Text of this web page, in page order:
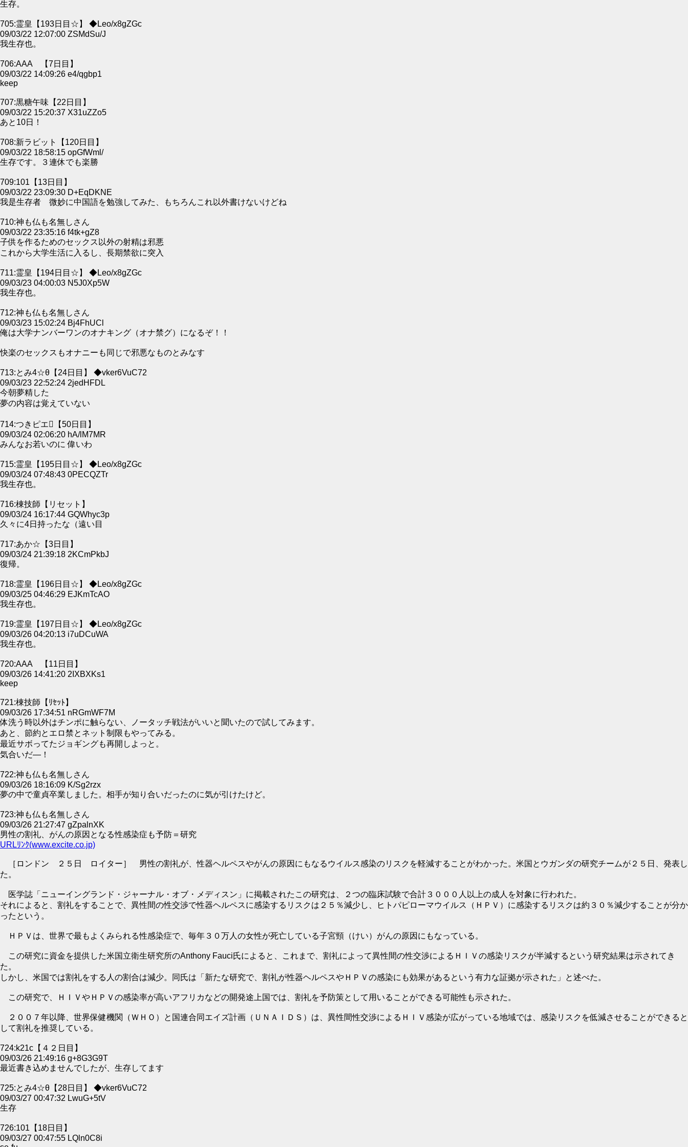
生存。
705:霊皇【193日目☆】 ◆Leo/x8gZGc
09/03/22 12:07:00 ZSMdSu/J
我生存也。
706:AAA 【7日目】
09/03/22 14:09:26 e4/qgbp1
keep
707:黒糖午味【22日目】
09/03/22 15:20:37 X31uZZo5
あと10日！
708:新ラビット【120日目】
09/03/22 18:58:15 opGfWml/
生存です。３連休でも楽勝
709:101【13日目】
09/03/22 23:09:30 D+EqDKNE
我是生存者 微妙に中国語を勉強してみた、もちろんこれ以外書けないけどね
710:神も仏も名無しさん
09/03/22 23:35:16 f4tk+gZ8
子供を作るためのセックス以外の射精は邪悪
これから大学生活に入るし、長期禁欲に突入
711:霊皇【194日目☆】 ◆Leo/x8gZGc
09/03/23 04:00:03 N5J0Xp5W
我生存也。
712:神も仏も名無しさん
09/03/23 15:02:24 Bj4FhUCl
俺は大学ナンバーワンのオナキング（オナ禁グ）になるぞ！！
快楽のセックスもオナニーも同じで邪悪なものとみなす
713:とみ4☆θ【24日目】 ◆vker6VuC72
09/03/23 22:52:24 2jedHFDL
今朝夢精した
夢の内容は覚えていない
714:つきピエ【50日目】
09/03/24 02:06:20 hA/lM7MR
みんなお若いのに 偉いわ
715:霊皇【195日目☆】 ◆Leo/x8gZGc
09/03/24 07:48:43 0PECQZTr
我生存也。
716:棟技師【リセット】
09/03/24 16:17:44 GQWhyc3p
久々に4日持ったな（遠い目
717:あか☆【3日目】
09/03/24 21:39:18 2KCmPkbJ
復帰。
718:霊皇【196日目☆】 ◆Leo/x8gZGc
09/03/25 04:46:29 EJKmTcAO
我生存也。
719:霊皇【197日目☆】 ◆Leo/x8gZGc
09/03/26 04:20:13 i7uDCuWA
我生存也。
720:AAA 【11日目】
09/03/26 14:41:20 2IXBXKs1
keep
721:棟技師【ﾘｾｯﾄ】
09/03/26 17:34:51 nRGmWF7M
体洗う時以外はチンポに触らない、ノータッチ戦法がいいと聞いたので試してみます。
あと、節約とエロ禁とネット制限もやってみる。
最近サボってたジョギングも再開しよっと。
気合いだ―！
722:神も仏も名無しさん
09/03/26 18:16:09 K/Sg2rzx
夢の中で童貞卒業しました。相手が知り合いだったのに気が引けたけど。
723:神も仏も名無しさん
09/03/26 21:27:47 gZpalnXK
男性の割礼、がんの原因となる性感染症も予防＝研究
URLﾘﾝｸ(www.excite.co.jp)
［ロンドン ２５日 ロイター］ 男性の割礼が、性器ヘルペスやがんの原因にもなるウイルス感染のリスクを軽減することがわかった。米国とウガンダの研究チームが２５日、発表し
た。
医学誌「ニューイングランド・ジャーナル・オブ・メディスン」に掲載されたこの研究は、２つの臨床試験で合計３０００人以上の成人を対象に行われた。
それによると、割礼をすることで、異性間の性交渉で性器ヘルペスに感染するリスクは２５％減少し、ヒトパピローマウイルス（ＨＰＶ）に感染するリスクは約３０％減少することが分か
ったという。
ＨＰＶは、世界で最もよくみられる性感染症で、毎年３０万人の女性が死亡している子宮頸（けい）がんの原因にもなっている。
この研究に資金を提供した米国立衛生研究所のAnthony Fauci氏によると、これまで、割礼によって異性間の性交渉によるＨＩＶの感染リスクが半減するという研究結果は示されてき
た。
しかし、米国では割礼をする人の割合は減少。同氏は「新たな研究で、割礼が性器ヘルペスやＨＰＶの感染にも効果があるという有力な証拠が示された」と述べた。
この研究で、ＨＩＶやＨＰＶの感染率が高いアフリカなどの開発途上国では、割礼を予防策として用いることができる可能性も示された。
２００７年以降、世界保健機関（ＷＨＯ）と国連合同エイズ計画（ＵＮＡＩＤＳ）は、異性間性交渉によるＨＩＶ感染が広がっている地域では、感染リスクを低減させることができると
して割礼を推奨している。
724:k21c【４２日目】
09/03/26 21:49:16 g+8G3G9T
最近書き込めませんでしたが、生存してます
725:とみ4☆θ【28日目】 ◆vker6VuC72
09/03/27 00:47:32 LwuG+5tV
生存
726:101【18日目】
09/03/27 00:47:55 LQln0C8i